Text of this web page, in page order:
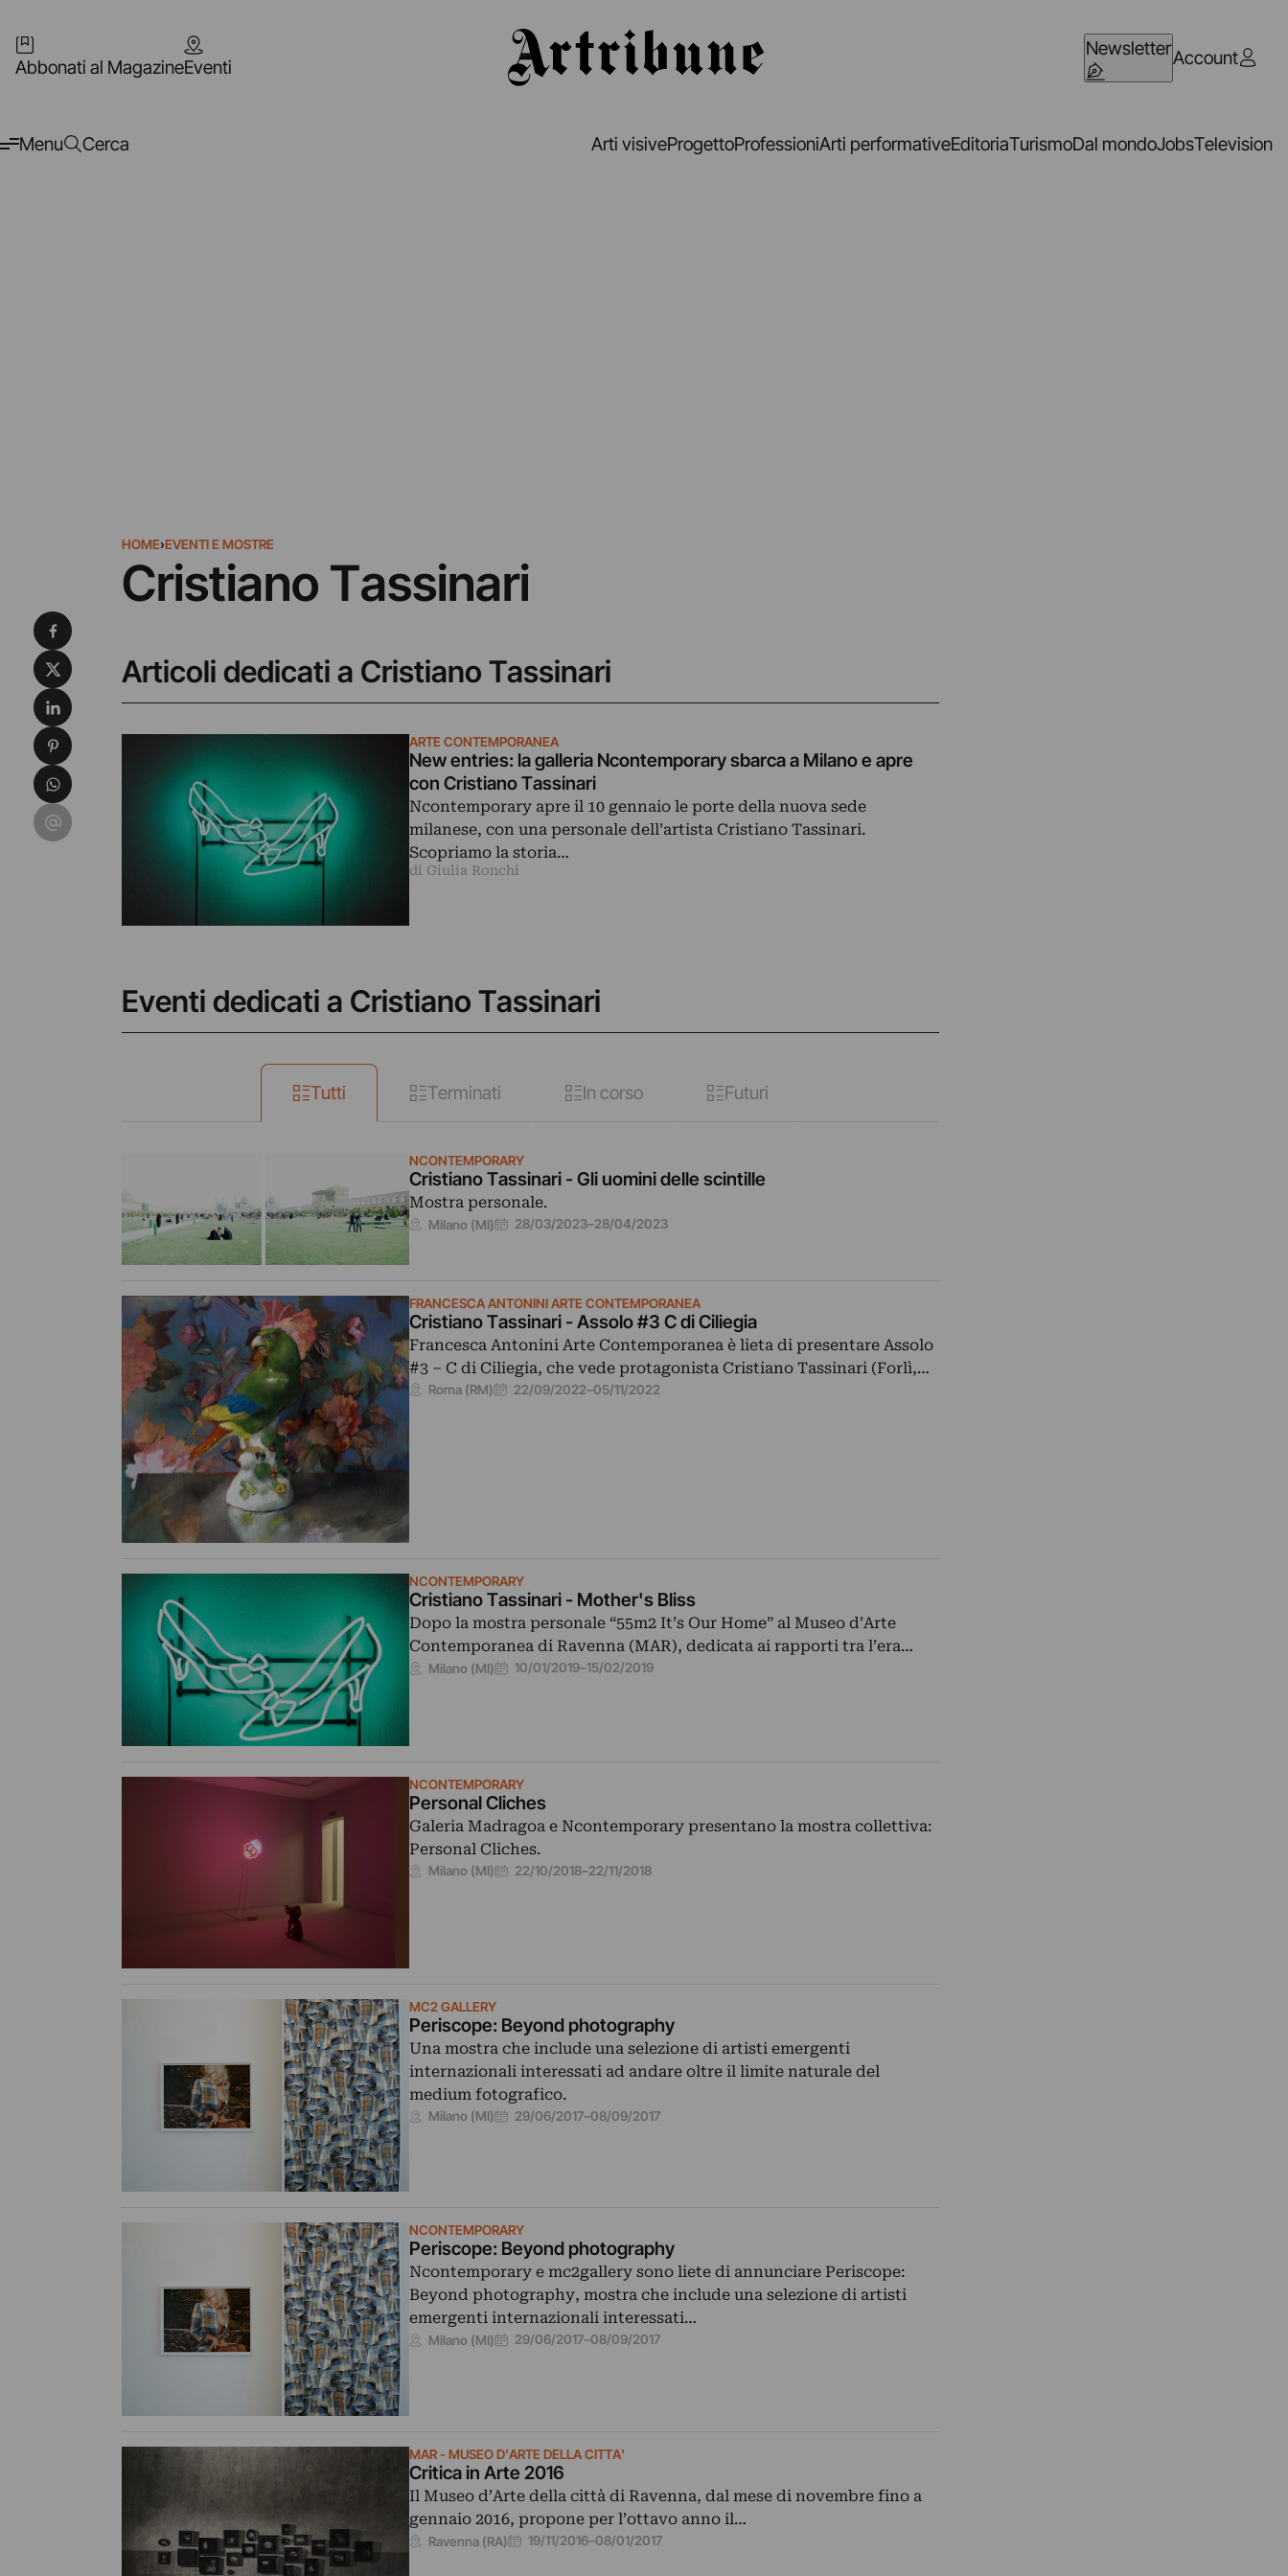
Abbonati al MagazineEventi
NewsletterAccount
Menu Cerca Arti visiveProgettoProfessioniArti performativeEditoriaTurismoDal mondoJobsTelevision
HOME›EVENTI E MOSTRE
Cristiano Tassinari
Articoli dedicati a Cristiano Tassinari
ARTE CONTEMPORANEA
New entries: la galleria Ncontemporary sbarca a Milano e apre
con Cristiano Tassinari
Ncontemporary apre il 10 gennaio le porte della nuova sede
milanese, con una personale dell’artista Cristiano Tassinari.
Scopriamo la storia…
di Giulia Ronchi
Eventi dedicati a Cristiano Tassinari
Tutti Terminati In corso Futuri
NCONTEMPORARY
Cristiano Tassinari - Gli uomini delle scintille
Mostra personale.
Milano (MI) 28/03/2023–28/04/2023
FRANCESCA ANTONINI ARTE CONTEMPORANEA
Cristiano Tassinari - Assolo #3 C di Ciliegia
Francesca Antonini Arte Contemporanea è lieta di presentare Assolo
#3 – C di Ciliegia, che vede protagonista Cristiano Tassinari (Forlì,…
Roma (RM) 22/09/2022–05/11/2022
NCONTEMPORARY
Cristiano Tassinari - Mother's Bliss
Dopo la mostra personale “55m2 It’s Our Home” al Museo d’Arte
Contemporanea di Ravenna (MAR), dedicata ai rapporti tra l’era…
Milano (MI) 10/01/2019–15/02/2019
NCONTEMPORARY
Personal Cliches
Galeria Madragoa e Ncontemporary presentano la mostra collettiva:
Personal Cliches.
Milano (MI) 22/10/2018–22/11/2018
MC2 GALLERY
Periscope: Beyond photography
Una mostra che include una selezione di artisti emergenti
internazionali interessati ad andare oltre il limite naturale del
medium fotografico.
Milano (MI) 29/06/2017–08/09/2017
NCONTEMPORARY
Periscope: Beyond photography
Ncontemporary e mc2gallery sono liete di annunciare Periscope:
Beyond photography, mostra che include una selezione di artisti
emergenti internazionali interessati…
Milano (MI) 29/06/2017–08/09/2017
MAR - MUSEO D'ARTE DELLA CITTA'
Critica in Arte 2016
Il Museo d’Arte della città di Ravenna, dal mese di novembre fino a
gennaio 2016, propone per l’ottavo anno il…
Ravenna (RA) 19/11/2016–08/01/2017
Condividi su Facebook
Condividi su X
Condividi su LinkedIn
Condividi su Pinterest
Condividi su WhatsApp
Condividi su Email